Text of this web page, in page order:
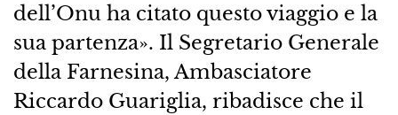
dell’Onu ha citato questo viaggio e la
sua partenza». Il Segretario Generale
della Farnesina, Ambasciatore
Riccardo Guariglia, ribadisce che il